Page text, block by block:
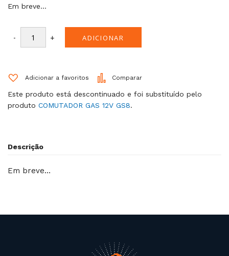
Em breve…
- + ADICIONAR
Adicionar a favoritos Comparar
Este produto está descontinuado e foi substituído pelo
produto COMUTADOR GAS 12V GS8.
Descrição
Em breve…